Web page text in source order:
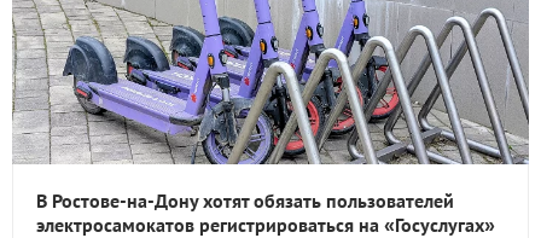
В Ростове-на-Дону хотят обязать пользователей
электросамокатов регистрироваться на «Госуслугах»